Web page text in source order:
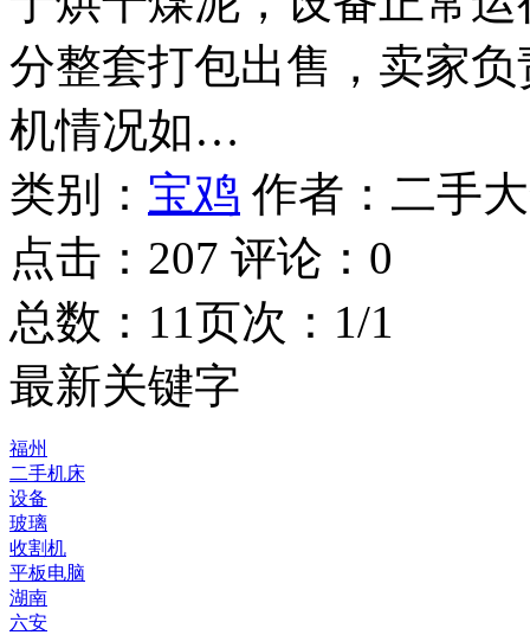
分整套打包出售，卖家
机情况如…
类别： 宝鸡 作者： 二手
点击： 207 评论： 0
总数：11页次：1/1
最新关键字
福州
二手机床
设备
玻璃
收割机
平板电脑
湖南
六安